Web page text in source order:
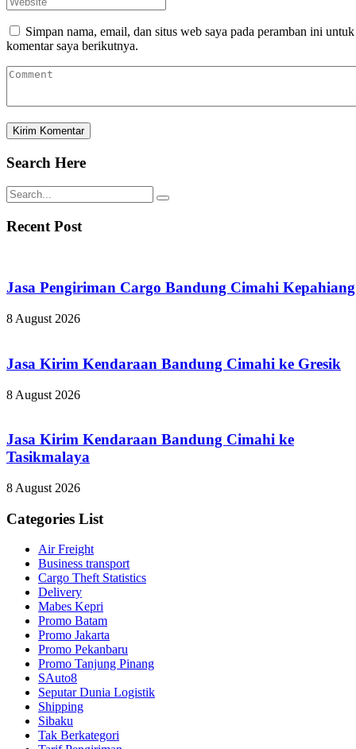
Simpan nama, email, dan situs web saya pada peramban ini untuk
komentar saya berikutnya.
Search Here
Recent Post
Jasa Pengiriman Cargo Bandung Cimahi Kepahiang
8 August 2026
Jasa Kirim Kendaraan Bandung Cimahi ke Gresik
8 August 2026
Jasa Kirim Kendaraan Bandung Cimahi ke
Tasikmalaya
8 August 2026
Categories List
Air Freight
Business transport
Cargo Theft Statistics
Delivery
Mabes Kepri
Promo Batam
Promo Jakarta
Promo Pekanbaru
Promo Tanjung Pinang
SAuto8
Seputar Dunia Logistik
Shipping
Sibaku
Tak Berkategori